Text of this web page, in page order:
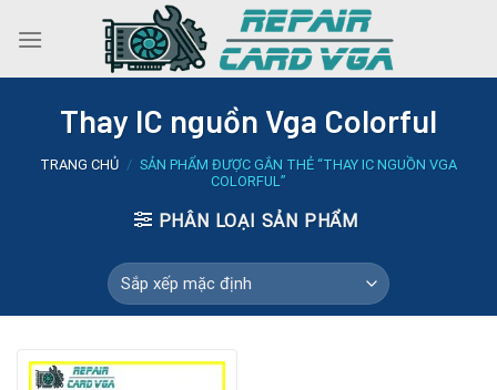
Thay IC nguồn Vga Colorful
TRANG CHỦ / SẢN PHẨM ĐƯỢC GẮN THẺ “THAY IC NGUỒN VGA
COLORFUL”
PHÂN LOẠI SẢN PHẨM